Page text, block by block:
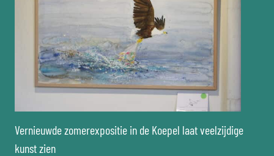
Vernieuwde zomerexpositie in de Koepel laat veelzijdige
kunst zien